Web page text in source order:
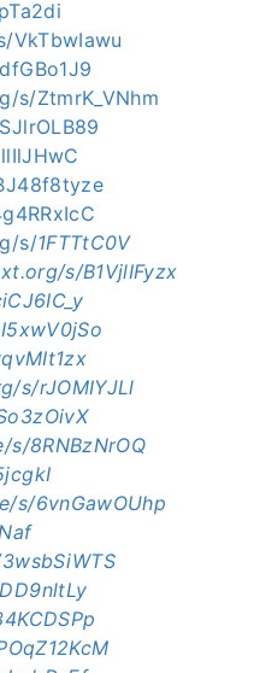
VkTbwIawu
s/ZtmrK_VNhm
s/1FTTtC0V
s/B1VjlIFyzx
s/rJOMIYJLl
8RNBzNrOQ
s/6vnGawOUhp